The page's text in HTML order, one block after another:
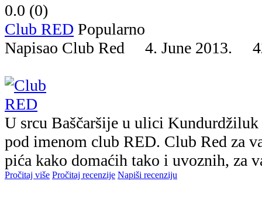
0.0 (0)
Club RED Popularno
Napisao Club Red 4. June 2013.
U srcu Baščaršije u ulici Kundurdžiluk
pod imenom club RED. Club Red za
pića kako domaćih tako i uvoznih, za
Pročitaj više Pročitaj recenzije Napiši recenziju